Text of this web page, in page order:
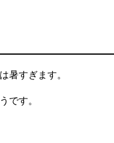
暑すぎます。
です。